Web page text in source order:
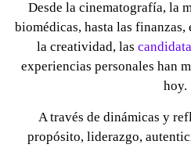
Desde la cinematografía, la
biomédicas, hasta las
la creatividad, las
experiencias personales han
hoy.
A través de dinámicas y
propósito, liderazgo,